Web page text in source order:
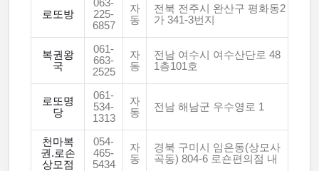
로또방
063-
225-
6857
자
동
전북 전주시 완산구 평화동2
가 341-3번지
복권왕
국
061-
663-
2525
자
동
전남 여수시 여수산단로 48
1층101호
로또명
당
061-
534-
1313
자
동
전남 해남군 우수영로 1
천마복
권.로손
상모점
054-
465-
5434
자
동
경북 구미시 임은동(상모사
곡동) 804-6 로숀편의점 내